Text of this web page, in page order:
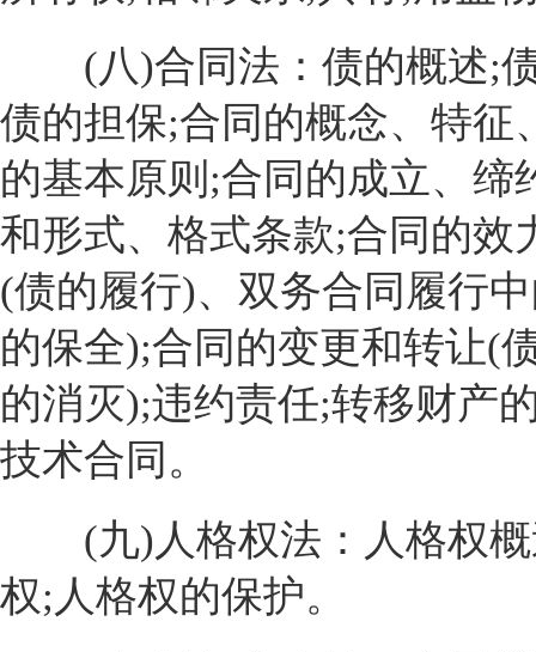
(八)合同法：债的概述;债
债的担保;合同的概念、特征
的基本原则;合同的成立、缔
和形式、格式条款;合同的效
(债的履行)、双务合同履行
的保全);合同的变更和转让(
的消灭);违约责任;转移财产
技术合同。
(九)人格权法：人格权概
权;人格权的保护。